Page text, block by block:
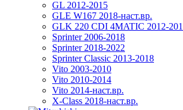
GL 2012-2015
GLE W167 2018-наст.вр.
GLK 220 CDI 4MATIC 2012-
Sprinter 2006-2018
Sprinter 2018-2022
Sprinter Classic 2013-2018
Vito 2003-2010
Vito 2010-2014
Vito 2014-наст.вр.
X-Class 2018-наст.вр.